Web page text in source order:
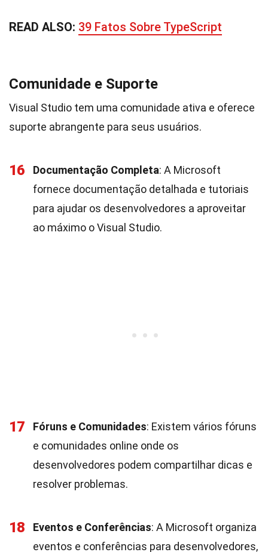
READ ALSO: 39 Fatos Sobre TypeScript
Comunidade e Suporte
Visual Studio tem uma comunidade ativa e oferece
suporte abrangente para seus usuários.
16 Documentação Completa: A Microsoft
fornece documentação detalhada e tutoriais
para ajudar os desenvolvedores a aproveitar
ao máximo o Visual Studio.
17 Fóruns e Comunidades: Existem vários fóruns
e comunidades online onde os
desenvolvedores podem compartilhar dicas e
resolver problemas.
18 Eventos e Conferências: A Microsoft organiza
eventos e conferências para desenvolvedores,